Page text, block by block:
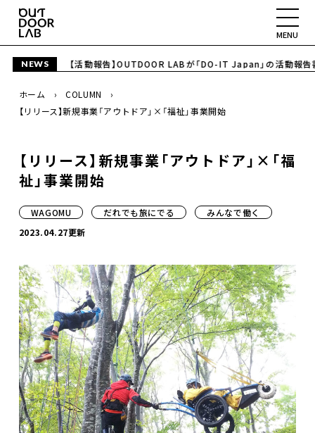
MENU
PROJECT
COLUMN
CONTACT
YouTube
Instagram
facebook
NEWS
2026.06.5 【活動報告】OUTDOOR LABが「DO-IT Japan」の活動報
ホーム
COLUMN
【リリース】新規事業「アウトドア」×「福祉」事業開始
【リリース】新規事業「アウトドア」×「福
祉」事業開始
WAGOMU だれでも旅にでる
みんなで働く
2023.04.27更新